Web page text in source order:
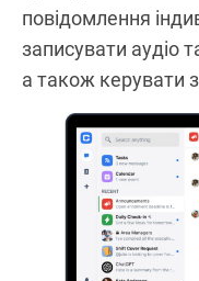
повідомлення
записувати аудіо
а також керувати